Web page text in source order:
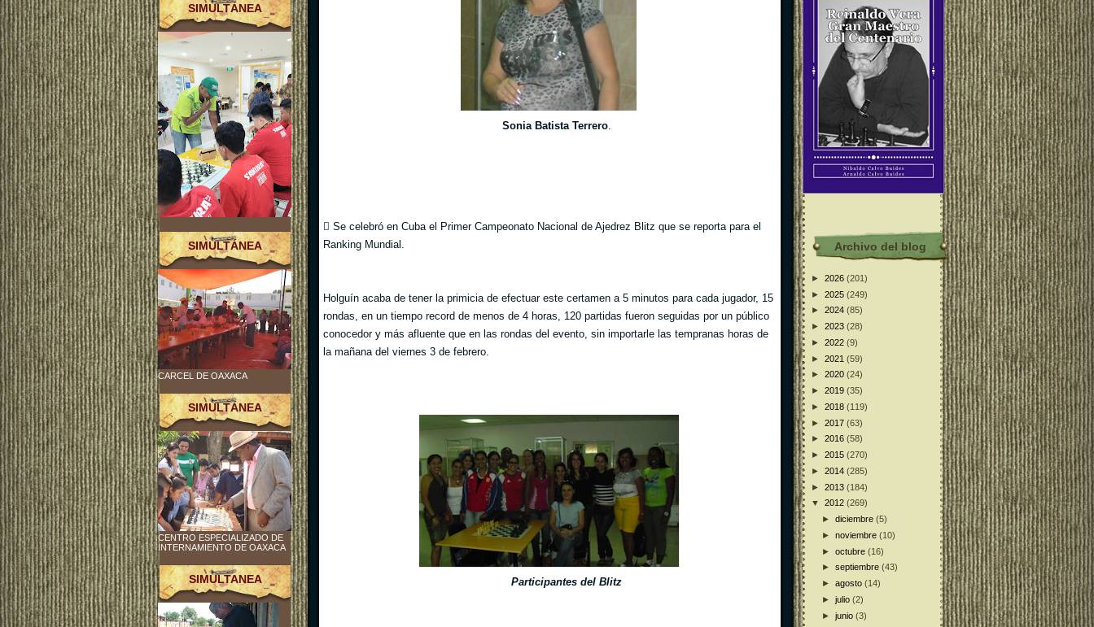
Sonia Batista Terrero.
 Se celebró en Cuba el Primer Campeonato Nacional de Ajedrez Blitz que se reporta para el
Ranking Mundial.
Holguín acaba de tener la primicia de efectuar este certamen a 5 minutos para cada jugador, 15
rondas, en un tiempo record de menos de 4 horas, 120 partidas fueron seguidas por un público
conocedor y más afluente que en las rondas del evento, sin importarle las tempranas horas de
la mañana del viernes 3 de febrero.
Participantes del Blitz
SIMULTÁNEA
SIMULTÁNEA
CARCEL DE OAXACA
SIMULTÁNEA
CENTRO ESPECIALIZADO DE
INTERNAMIENTO DE OAXACA
SIMULTANEA
Archivo del blog
► 2026 (201)
► 2025 (249)
► 2024 (85)
► 2023 (28)
► 2022 (9)
► 2021 (59)
► 2020 (24)
► 2019 (35)
► 2018 (119)
► 2017 (63)
► 2016 (58)
► 2015 (270)
► 2014 (285)
► 2013 (184)
▼ 2012 (269)
►diciembre(5)
►noviembre(10)
►octubre(16)
►septiembre(43)
►agosto(14)
►julio(2)
►junio(3)